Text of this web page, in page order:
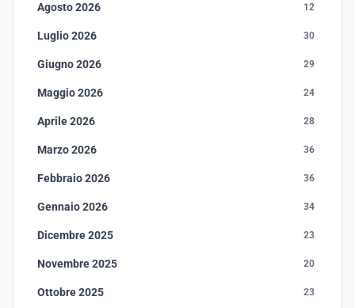
Agosto 2026 12
Luglio 2026 30
Giugno 2026 29
Maggio 2026 24
Aprile 2026 28
Marzo 2026 36
Febbraio 2026 36
Gennaio 2026 34
Dicembre 2025 23
Novembre 2025 20
Ottobre 2025 23